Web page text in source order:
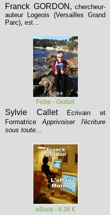
Franck GORDON, chercheur-
auteur Logeois (Versailles Grand
Parc), est ...
Fiche - Gratuit
Sylvie Callet
Ecrivain et
Formatrice
Apprivoiser l'écriture
sous toute...
eBook - 6.38 €